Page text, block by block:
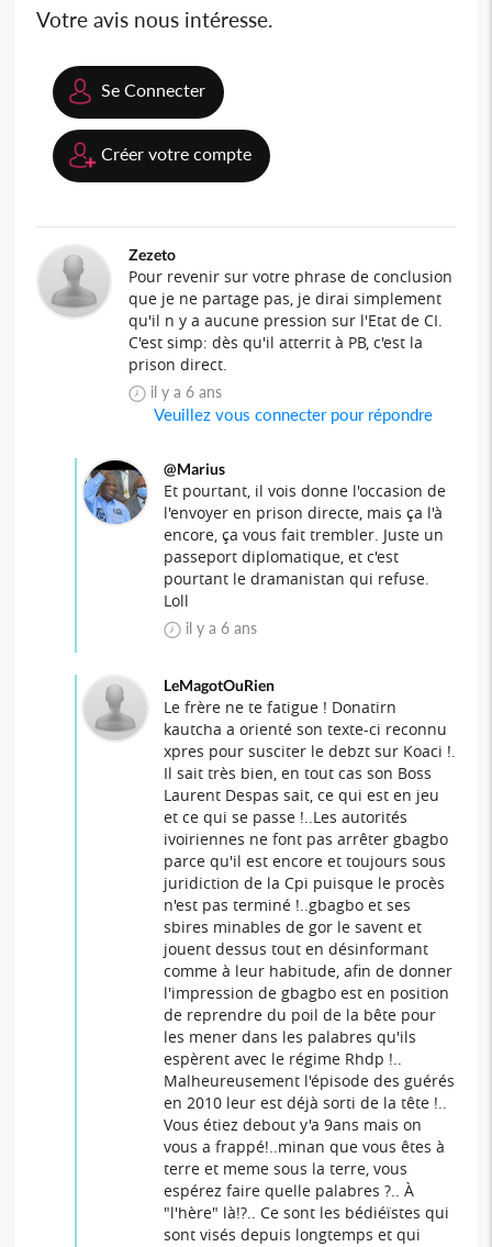
Votre avis nous intéresse.
Se Connecter
Créer votre compte
Zezeto
Pour revenir sur votre phrase de conclusion
que je ne partage pas, je dirai simplement
qu'il n y a aucune pression sur l'Etat de CI.
C'est simp: dès qu'il atterrit à PB, c'est la
prison direct.
il y a 6 ans
Veuillez vous connecter pour répondre
@Marius
Et pourtant, il vois donne l'occasion de
l'envoyer en prison directe, mais ça l'à
encore, ça vous fait trembler. Juste un
passeport diplomatique, et c'est
pourtant le dramanistan qui refuse.
Loll
il y a 6 ans
LeMagotOuRien
Le frère ne te fatigue ! Donatirn
kautcha a orienté son texte-ci reconnu
xpres pour susciter le debzt sur Koaci !.
Il sait très bien, en tout cas son Boss
Laurent Despas sait, ce qui est en jeu
et ce qui se passe !..Les autorités
ivoiriennes ne font pas arrêter gbagbo
parce qu'il est encore et toujours sous
juridiction de la Cpi puisque le procès
n'est pas terminé !..gbagbo et ses
sbires minables de gor le savent et
jouent dessus tout en désinformant
comme à leur habitude, afin de donner
l'impression de gbagbo est en position
de reprendre du poil de la bête pour
les mener dans les palabres qu'ils
espèrent avec le régime Rhdp !..
Malheureusement l'épisode des guérés
en 2010 leur est déjà sorti de la tête !..
Vous étiez debout y'a 9ans mais on
vous a frappé!..minan que vous êtes à
terre et meme sous la terre, vous
espérez faire quelle palabres ?.. À
"l'hère" là!?.. Ce sont les bédiéïstes qui
sont visés depuis longtemps et qui